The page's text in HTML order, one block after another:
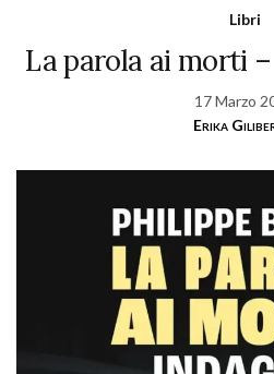
Libri
La parola ai morti
17 Marzo
Erika